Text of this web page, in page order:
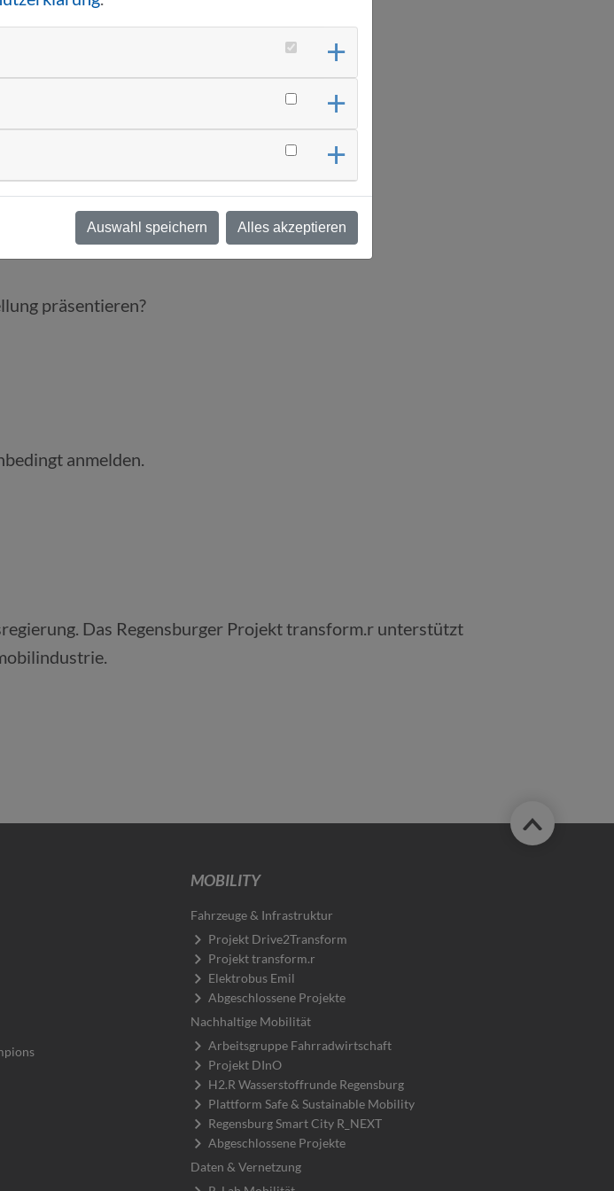
präsentieren?
anmelden.
Das Regensburger Projekt transform.r unterstützt
MOBILITY
Fahrzeuge & Infrastruktur
Projekt Drive2Transform
Projekt transform.r
Elektrobus Emil
Abgeschlossene Projekte
Nachhaltige Mobilität
Arbeitsgruppe Fahrradwirtschaft
Projekt DInO
H2.R Wasserstoffrunde Regensburg
Plattform Safe & Sustainable Mobility
Regensburg Smart City R_NEXT
Abgeschlossene Projekte
Daten & Vernetzung
Auswahl speichern Alles akzeptieren